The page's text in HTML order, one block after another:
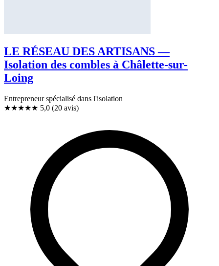
LE RÉSEAU DES ARTISANS —
Isolation des combles à Châlette-sur-
Loing
Entrepreneur spécialisé dans l'isolation
★★★★★ 5,0 (20 avis)